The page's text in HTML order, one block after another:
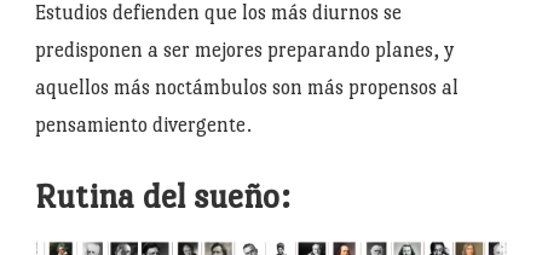
Estudios defienden que los más diurnos se
predisponen a ser mejores preparando planes, y
aquellos más noctámbulos son más propensos al
pensamiento divergente.
Rutina del sueño: